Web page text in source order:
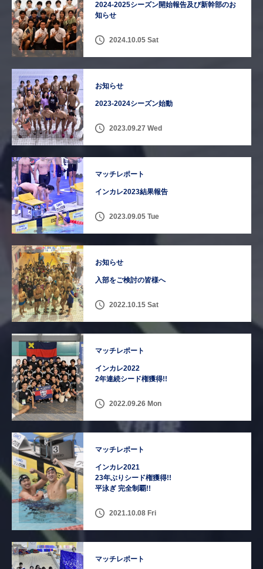
2024-2025シーズン開始報告及び新幹部のお
知らせ
2024.10.05 Sat
お知らせ
2023-2024シーズン始動
2023.09.27 Wed
マッチレポート
インカレ2023結果報告
2023.09.05 Tue
お知らせ
入部をご検討の皆様へ
2022.10.15 Sat
マッチレポート
インカレ2022
2年連続シード権獲得!!
2022.09.26 Mon
マッチレポート
インカレ2021
23年ぶりシード権獲得!!
平泳ぎ 完全制覇!!
2021.10.08 Fri
マッチレポート